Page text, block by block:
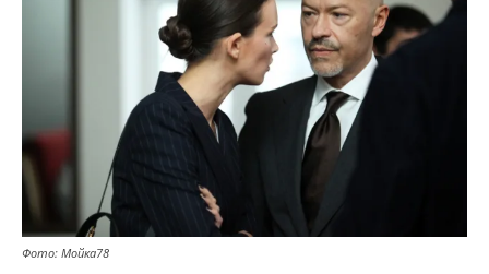
Фото: Мойка78